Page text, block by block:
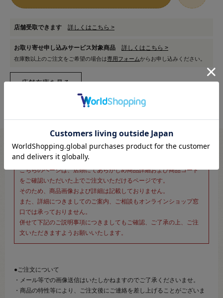
店舗受取できます 詳しくはこちら >
お取り寄せ申し込みサービス対象商品 詳しくはこちら >
在庫数以上のご注文をご希望の場合は専用フォームからお申し込みください。
※新宿オカダヤ本店お取り扱い商品のご注文専用ページです※
こちらのページは、店頭にてあらかじめ商品詳細および商品コード
をご確認いただいた上でご注文いただけるページです。
そのため、商品画像および詳細は記載しておりません。
また、詳細につきましてのご案内、ご相談もオンラインショップ窓
口では承っておりません。
併せて下記のご説明事項につきましてもご確認、ご了承の上、ご注
文いただきますようお願いいたします。
●ご注文について
・メール等での画像送信はいたしかねますのでご了承くださいませ。
・商品の特性等により、ご注文後にご連絡を差し上げることがございま